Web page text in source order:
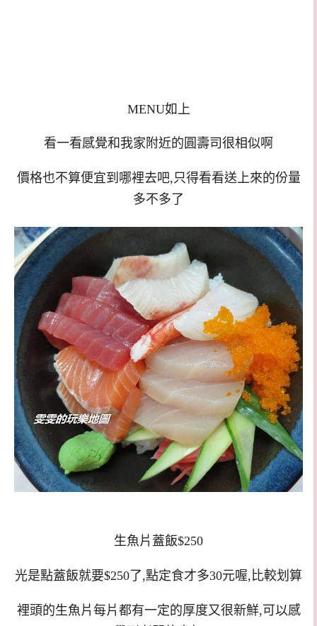
MENU如上
看一看感覺和我家附近的圓壽司很相似啊
價格也不算便宜到哪裡去吧,只得看看送上來的份量
多不多了
生魚片蓋飯$250
光是點蓋飯就要$250了,點定食才多30元喔,比較划算
裡頭的生魚片每片都有一定的厚度又很新鮮,可以感